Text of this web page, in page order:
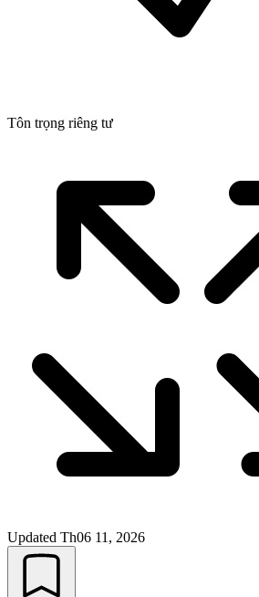
Tôn trọng riêng tư
Updated Th06 11, 2026